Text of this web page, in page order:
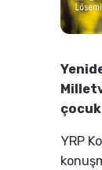
YRP